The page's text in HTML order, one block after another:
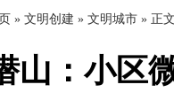
» 文明创建 » 文明城市 » 正文
山：小区